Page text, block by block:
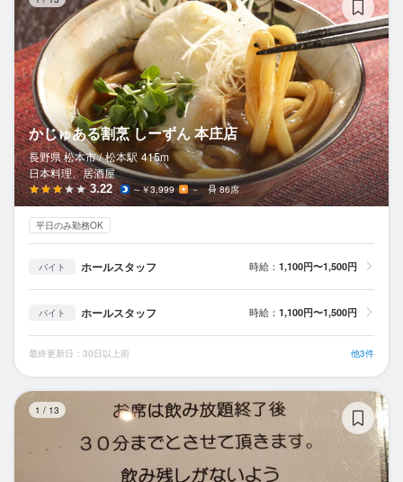
かじゅある割烹 しーずん 本庄店
長野県 松本市 / 松本駅 415m
日本料理、居酒屋
3.22 ～￥3,999 － 86席
平日のみ勤務OK
バイト ホールスタッフ 時給： 1,100円〜1,500円
バイト ホールスタッフ 時給： 1,100円〜1,500円
最終更新日：30日以上前 他3件
1 / 13